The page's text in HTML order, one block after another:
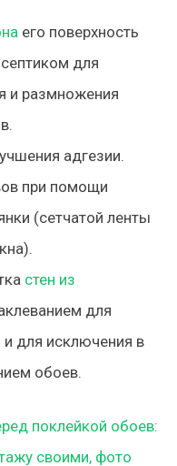
его поверхность
для
и размножения
адгезии.
при помощи
(сетчатой ленты
стен из
для
для исключения в
обоев.